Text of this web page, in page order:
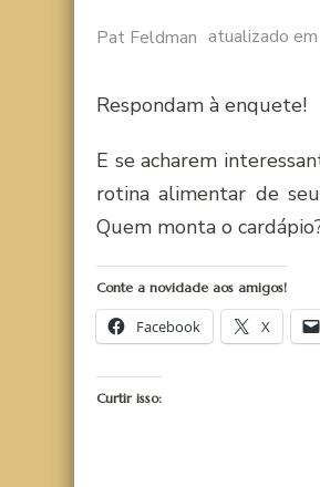
Pat Feldman atualizado em
Respondam à enquete!
E se acharem
rotina alimentar de
Quem monta o
Conte a novidade aos amigos!
Facebook X
Curtir isso: